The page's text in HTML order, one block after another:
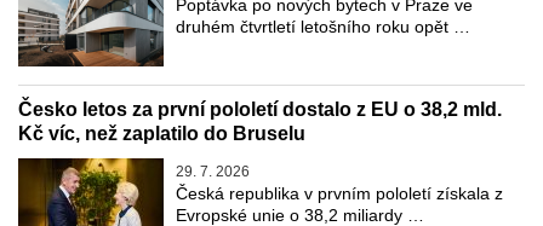
Poptávka po nových bytech v Praze ve
druhém čtvrtletí letošního roku opět …
Česko letos za první pololetí dostalo z EU o 38,2 mld.
Kč víc, než zaplatilo do Bruselu
29. 7. 2026
Česká republika v prvním pololetí získala z
Evropské unie o 38,2 miliardy …